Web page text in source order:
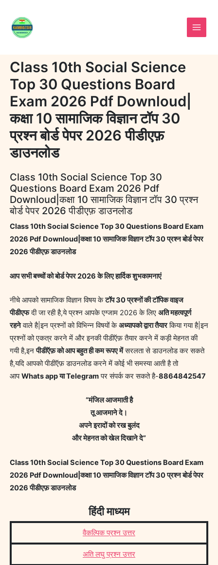
content
Class 10th Social Science
Top 30 Questions Board
Exam 2026 Pdf Downloud|
कक्षा 10 सामाजिक विज्ञान टॉप 30
प्रश्न बोर्ड पेपर 2026 पीडीएफ़
डाउनलोड
Class 10th Social Science Top 30
Questions Board Exam 2026 Pdf
Downloud|कक्षा 10 सामाजिक विज्ञान टॉप 30 प्रश्न
बोर्ड पेपर 2026 पीडीएफ़ डाउनलोड
Class 10th Social Science Top 30 Questions Board Exam
2026 Pdf Downloud|कक्षा 10 सामाजिक विज्ञान टॉप 30 प्रश्न बोर्ड पेपर
2026 पीडीएफ़ डाउनलोड
आप सभी बच्चों को बोर्ड पेपर 2026 के लिए हार्दिक शुभकामनाएं
नीचे आपको सामाजिक विज्ञान विषय केटॉप 30 प्रश्नों की टॉपिक वाइज
पीडीएफदी जा रही है,ये प्रश्न आपके एग्जाम 2026 के लिए अति महत्वपूर्ण
रहनेवाले है|इन प्रश्नों को विभिन्न विषयों केअध्यापको द्वारा तैयारकिया गया है|इन
प्रश्नों को एकत्र करने में और इनकी पीडीऍफ़ तैयार करने में कड़ी मेहनत की
गयी है,इनपीडीऍफ़ को आप बहुत ही कम रूपए मेंसरलता से डाउनलोड कर सकते
है,यदि आपको पीडीऍफ़ डाउनलोड करने में कोई भी समस्या आती है तो
आपWhats app या Telegramपर संपर्क कर सकते है-8864842547
“मंजिल आजमाती है
तू आजमाने दे।
अपने इरादों को रख बुलंद
और मेहनत को खेल दिखाने दे”
Class 10th Social Science Top 30 Questions Board Exam
2026 Pdf Downloud|कक्षा 10 सामाजिक विज्ञान टॉप 30 प्रश्न बोर्ड पेपर
2026 पीडीएफ़ डाउनलोड
हिंदी माध्यम
वैकल्पिक प्रश्न उत्तर
अति लघु प्रश्न उत्तर